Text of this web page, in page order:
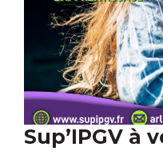
Sup’IPGV à